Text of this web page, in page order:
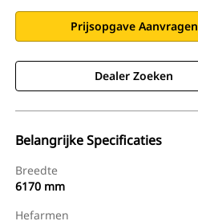
Prijsopgave Aanvragen
Dealer Zoeken
Belangrijke Specificaties
Breedte
6170 mm
Hefarmen